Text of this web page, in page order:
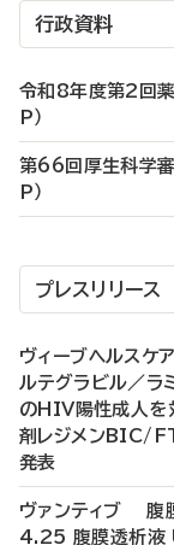
行政資料
令和8年度第2回
P）
第66回厚生科学審
P）
プレスリリース
ヴィーブヘルスケ
ルテグラビル／ラ
のHIV陽性成人を
剤レジメンBIC/
発表
ヴァンティブ 腹
4.25 腹膜透析液